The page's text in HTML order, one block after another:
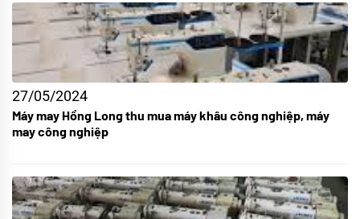
27/05/2024
Máy may Hồng Long thu mua máy khâu công nghiệp, máy
may công nghiệp